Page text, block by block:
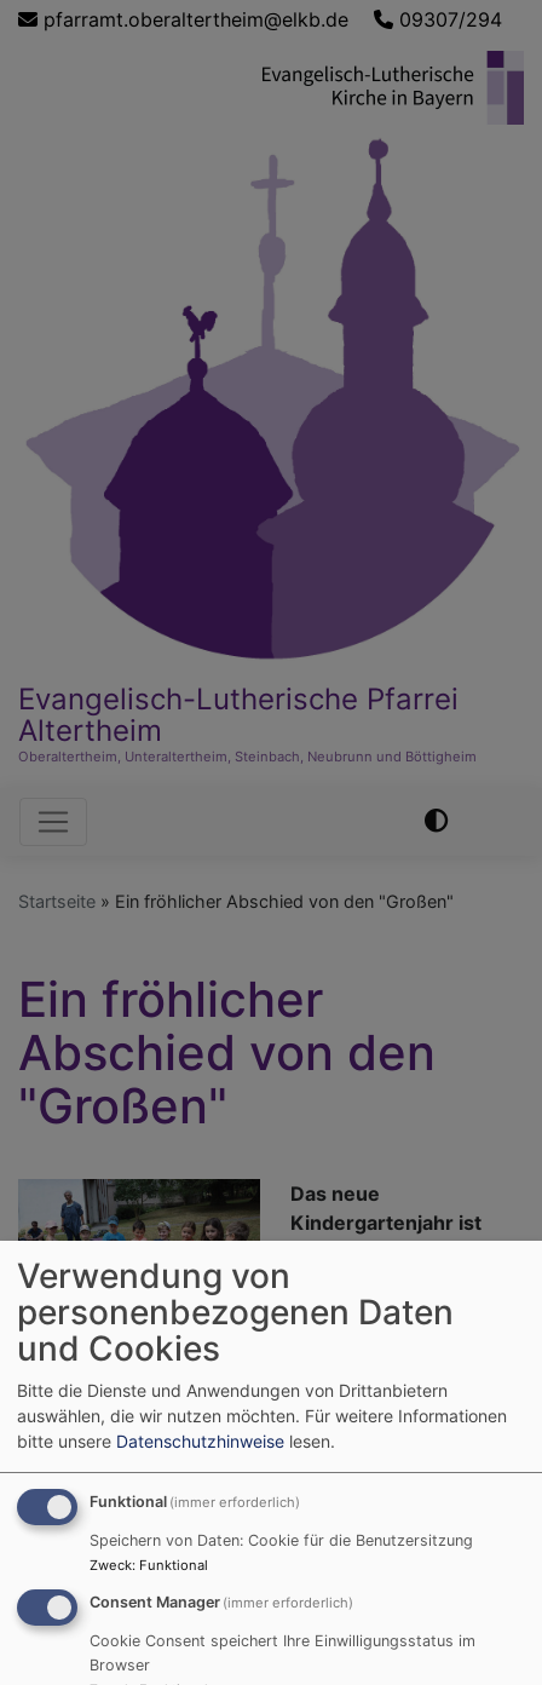
Direktpfarramt.oberaltertheim@elkb.de 09307/294
Evangelisch-Lutherische Pfarrei
Altertheim
Oberaltertheim, Unteraltertheim, Steinbach, Neubrunn und Böttigheim
Hauptnavigation
Startseite Ein fröhlicher Abschied von den "Großen"
Ein fröhlicher
Abschied von den
"Großen"
Bildrechte privat / kiga Oberaltertheim
Das neue
Kindergartenjahr ist
nochmal einen Blick
Wir freuen uns besonders, dass wir vor den
Sommerferien unseren Vorschulkindern nach langem
Bangen nun doch einen würdigen Abschied bereiten
durften. Dieser wurde wegen Corona in eine andere
Form gegossen. So haben wir – nach dem Abschied in
den Kindergartengruppen am Freitag - am Samstag
mit den „Großen“ eine Wanderung nach
Unteraltertheim unternommen, um dort auf der Wiese
Gottesdienst mit den Eltern zu feiern und unsere
Großen mit einem Segen in die Ferien und ihren Anfang
Verwendung von
personenbezogenen Daten
und Cookies
Bitte die Dienste und Anwendungen von Drittanbietern
auswählen, die wir nutzen möchten. Für weitere Informationen
bitte unsere Datenschutzhinweise lesen.
Funktional (immer erforderlich)
Speichern von Daten: Cookie für die Benutzersitzung
Zweck: Funktional
Consent Manager (immer erforderlich)
Cookie Consent speichert Ihre Einwilligungsstatus im
Browser